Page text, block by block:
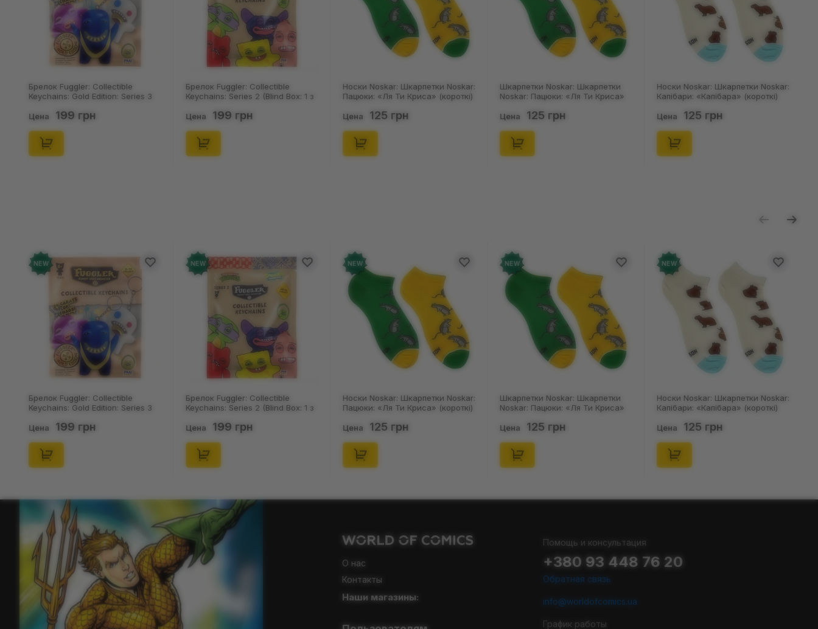
Брелок Fuggler: Collectible
Keychains: Gold Edition: Series 3
Цена 199 грн
Брелок Fuggler: Collectible
Keychains: Series 2 (Blind Box: 1 з
Цена 199 грн
Носки Noskar: Шкарпетки Noskar:
Пацюки: «Ля Ти Криса» (короткі)
Цена 125 грн
Шкарпетки Noskar: Шкарпетки
Noskar: Пацюки: «Ля Ти Криса»
Цена 125 грн
Носки Noskar: Шкарпетки Noskar:
Капібари: «Капібара» (короткі)
Цена 125 грн
NEW
Брелок Fuggler: Collectible
Keychains: Gold Edition: Series 3
Цена 199 грн
NEW
Брелок Fuggler: Collectible
Keychains: Series 2 (Blind Box: 1 з
Цена 199 грн
NEW
Носки Noskar: Шкарпетки Noskar:
Пацюки: «Ля Ти Криса» (короткі)
Цена 125 грн
NEW
Шкарпетки Noskar: Шкарпетки
Noskar: Пацюки: «Ля Ти Криса»
Цена 125 грн
NEW
Носки Noskar: Шкарпетки Noskar:
Капібари: «Капібара» (короткі)
Цена 125 грн
О нас
Контакты
Наши магазины:
Помощь и консультация
+380 93 448 76 20
Обратная связь
info@worldofcomics.ua
График работы